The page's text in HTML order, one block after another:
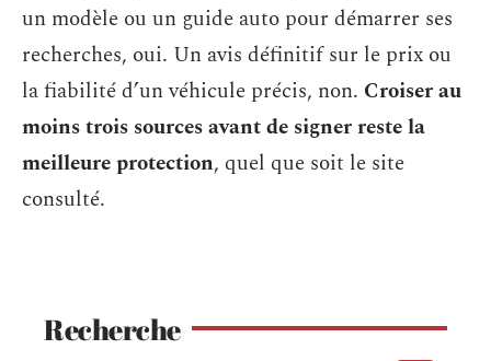
un modèle ou un guide auto pour démarrer ses
recherches, oui. Un avis définitif sur le prix ou
la fiabilité d’un véhicule précis, non. Croiser au
moins trois sources avant de signer reste la
meilleure protection, quel que soit le site
consulté.
Recherche